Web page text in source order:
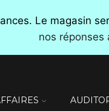
Le magasin
nos réponses